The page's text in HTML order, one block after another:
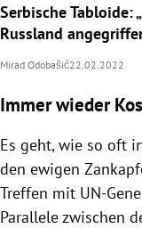
Serbische Tabloide:
Russland
Mirad Odobašić22.02.2022
Immer wieder
Es geht, wie so oft
den ewigen
Treffen mit UN-
Parallele zwischen